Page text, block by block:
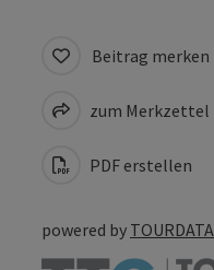
Beitrag merken
zum Merkzettel
PDF erstellen
powered by TOURDATA